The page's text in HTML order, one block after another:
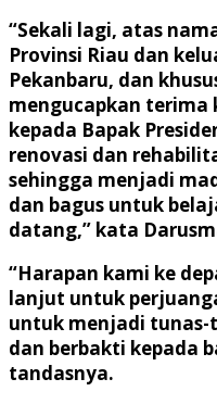
“Sekali lagi, atas
Provinsi Riau dan
Pekanbaru, dan
mengucapkan terima
kepada Bapak
renovasi dan
sehingga menjadi
dan bagus untuk
datang,” kata
“Harapan kami ke
lanjut untuk
untuk menjadi tunas-
dan berbakti kepada
tandasnya.